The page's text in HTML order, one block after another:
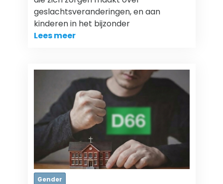
geslachtsveranderingen, en aan
kinderen in het bijzonder
Lees meer
Gender